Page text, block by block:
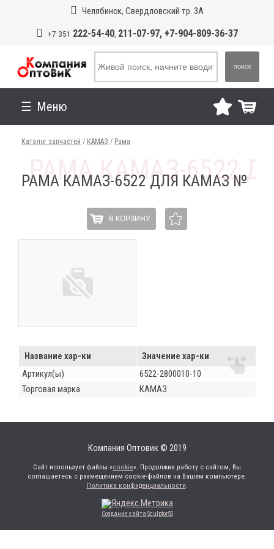
Челябинск, Свердловский тр. 3А
+7 351 222-54-40, 211-07-97, +7-904-809-36-37
ПОИСК
Меню
Каталог запчастей / КАМАЗ / Рама
РАМА КАМАЗ-6522 ДЛЯ КАМАЗ №
В КОРЗИНУ
Название хар-ки
Значение хар-ки
Артикул(ы)
6522-2800010-10
Торговая марка
КАМАЗ
Компания Оптовик © 2019
Сайт использует файлы «cookie». Продолжив работу с сайтом, Вы
соглашаетесь с размещением cookie-файлов на Вашем компьютере.
Политика конфиденциальности.
Создание сайта SculptorSS